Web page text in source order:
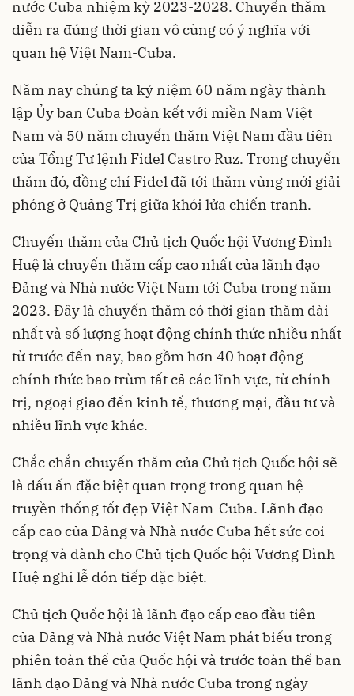
nước Cuba nhiệm kỳ 2023-2028. Chuyến thăm
diễn ra đúng thời gian vô cùng có ý nghĩa với
quan hệ Việt Nam-Cuba.
Năm nay chúng ta kỷ niệm 60 năm ngày thành
lập Ủy ban Cuba Đoàn kết với miền Nam Việt
Nam và 50 năm chuyến thăm Việt Nam đầu tiên
của Tổng Tư lệnh Fidel Castro Ruz. Trong chuyến
thăm đó, đồng chí Fidel đã tới thăm vùng mới giải
phóng ở Quảng Trị giữa khói lửa chiến tranh.
Chuyến thăm của Chủ tịch Quốc hội Vương Đình
Huệ là chuyến thăm cấp cao nhất của lãnh đạo
Đảng và Nhà nước Việt Nam tới Cuba trong năm
2023. Đây là chuyến thăm có thời gian thăm dài
nhất và số lượng hoạt động chính thức nhiều nhất
từ trước đến nay, bao gồm hơn 40 hoạt động
chính thức bao trùm tất cả các lĩnh vực, từ chính
trị, ngoại giao đến kinh tế, thương mại, đầu tư và
nhiều lĩnh vực khác.
Chắc chắn chuyến thăm của Chủ tịch Quốc hội sẽ
là dấu ấn đặc biệt quan trọng trong quan hệ
truyền thống tốt đẹp Việt Nam-Cuba. Lãnh đạo
cấp cao của Đảng và Nhà nước Cuba hết sức coi
trọng và dành cho Chủ tịch Quốc hội Vương Đình
Huệ nghi lễ đón tiếp đặc biệt.
Chủ tịch Quốc hội là lãnh đạo cấp cao đầu tiên
của Đảng và Nhà nước Việt Nam phát biểu trong
phiên toàn thể của Quốc hội và trước toàn thể ban
lãnh đạo Đảng và Nhà nước Cuba trong ngày